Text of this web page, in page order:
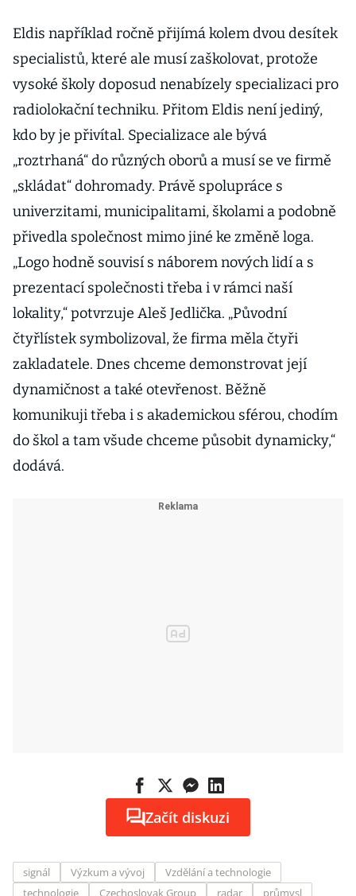
Eldis například ročně přijímá kolem dvou desítek
specialistů, které ale musí zaškolovat, protože
vysoké školy doposud nenabízely specializaci pro
radiolokační techniku. Přitom Eldis není jediný,
kdo by je přivítal. Specializace ale bývá
„roztrhaná“ do různých oborů a musí se ve firmě
„skládat“ dohromady. Právě spolupráce s
univerzitami, municipalitami, školami a podobně
přivedla společnost mimo jiné ke změně loga.
„Logo hodně souvisí s náborem nových lidí a s
prezentací společnosti třeba i v rámci naší
lokality,“ potvrzuje Aleš Jedlička. „Původní
čtyřlístek symbolizoval, že firma měla čtyři
zakladatele. Dnes chceme demonstrovat její
dynamičnost a také otevřenost. Běžně
komunikuji třeba i s akademickou sférou, chodím
do škol a tam všude chceme působit dynamicky,“
dodává.
Začít diskuzi
signál Výzkum a vývoj
Vzdělání a technologie
technologie
Czechoslovak Group radar
průmysl